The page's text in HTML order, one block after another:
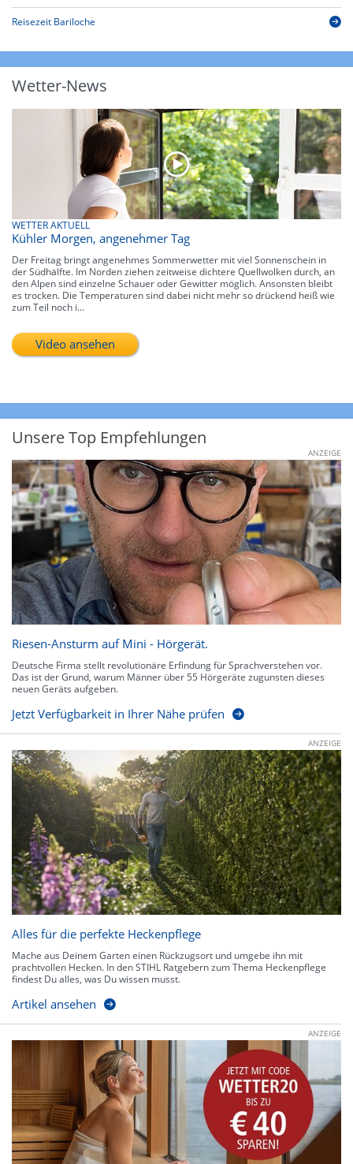
Reisezeit Bariloche
Wetter-News
WETTER AKTUELL
Kühler Morgen, angenehmer Tag
Der Freitag bringt angenehmes Sommerwetter mit viel Sonnenschein in
der Südhälfte. Im Norden ziehen zeitweise dichtere Quellwolken durch, an
den Alpen sind einzelne Schauer oder Gewitter möglich. Ansonsten bleibt
es trocken. Die Temperaturen sind dabei nicht mehr so drückend heiß wie
zum Teil noch i...
Video ansehen
Unsere Top Empfehlungen
ANZEIGE
Riesen-Ansturm auf Mini - Hörgerät.
Deutsche Firma stellt revolutionäre Erfindung für Sprachverstehen vor.
Das ist der Grund, warum Männer über 55 Hörgeräte zugunsten dieses
neuen Geräts aufgeben.
Jetzt Verfügbarkeit in Ihrer Nähe prüfen
ANZEIGE
Alles für die perfekte Heckenpflege
Mache aus Deinem Garten einen Rückzugsort und umgebe ihn mit
prachtvollen Hecken. In den STIHL Ratgebern zum Thema Heckenpflege
findest Du alles, was Du wissen musst.
Artikel ansehen
ANZEIGE